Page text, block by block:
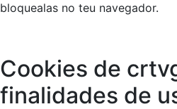
bloquealas no teu navegador.
Cookies de
finalidades de